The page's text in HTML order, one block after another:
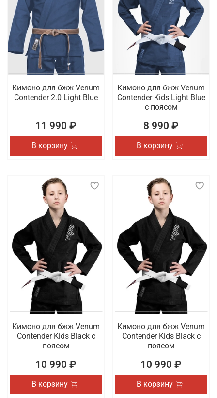
Кимоно для бжж Venum
Contender 2.0 Light Blue
11 990 ₽
В корзину
Кимоно для бжж Venum
Contender Kids Light Blue
с поясом
8 990 ₽
В корзину
Кимоно для бжж Venum
Contender Kids Black с
поясом
10 990 ₽
В корзину
Кимоно для бжж Venum
Contender Kids Black с
поясом
10 990 ₽
В корзину